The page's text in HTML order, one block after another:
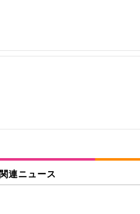
関連ニュース